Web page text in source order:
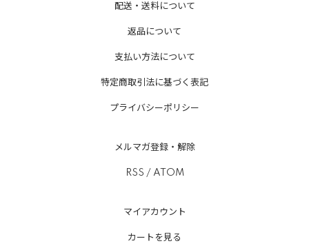
配送・送料について
返品について
支払い方法について
特定商取引法に基づく表記
プライバシーポリシー
メルマガ登録・解除
RSS / ATOM
マイアカウント
カートを見る